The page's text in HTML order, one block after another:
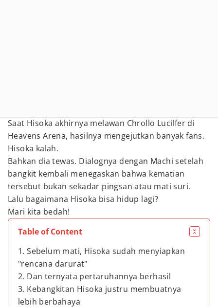
Saat Hisoka akhirnya melawan Chrollo Lucilfer di
Heavens Arena, hasilnya mengejutkan banyak fans.
Hisoka kalah.
Bahkan dia tewas. Dialognya dengan Machi setelah
bangkit kembali menegaskan bahwa kematian
tersebut bukan sekadar pingsan atau mati suri.
Lalu bagaimana Hisoka bisa hidup lagi?
Mari kita bedah!
Table of Content
1. Sebelum mati, Hisoka sudah menyiapkan
"rencana darurat"
2. Dan ternyata pertaruhannya berhasil
3. Kebangkitan Hisoka justru membuatnya
lebih berbahaya